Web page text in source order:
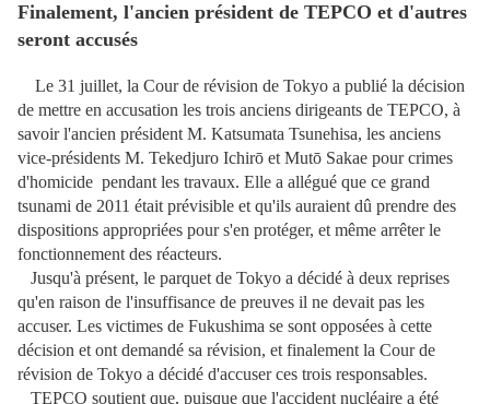
Finalement, l'ancien président de TEPCO et d'autres
seront accusés
Le 31 juillet, la Cour de révision de Tokyo a publié la décision
de mettre en accusation les trois anciens dirigeants de TEPCO, à
savoir l'ancien président M. Katsumata Tsunehisa, les anciens
vice-présidents M. Tekedjuro Ichirō et Mutō Sakae pour crimes
d'homicide pendant les travaux. Elle a allégué que ce grand
tsunami de 2011 était prévisible et qu'ils auraient dû prendre des
dispositions appropriées pour s'en protéger, et même arrêter le
fonctionnement des réacteurs.
Jusqu'à présent, le parquet de Tokyo a décidé à deux reprises
qu'en raison de l'insuffisance de preuves il ne devait pas les
accuser. Les victimes de Fukushima se sont opposées à cette
décision et ont demandé sa révision, et finalement la Cour de
révision de Tokyo a décidé d'accuser ces trois responsables.
TEPCO soutient que, puisque que l'accident nucléaire a été